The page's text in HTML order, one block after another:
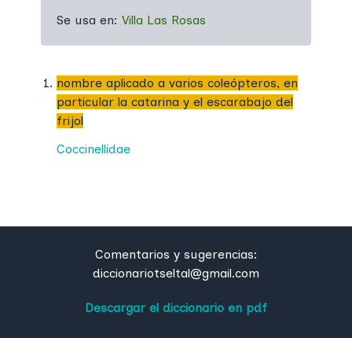
Se usa en: Villa Las Rosas
nombre aplicado a varios coleópteros, en
particular la catarina y el escarabajo del
frijol
Coccinellidae
Comentarios y sugerencias:
diccionariotseltal@gmail.com
Descargar el diccionario en pdf